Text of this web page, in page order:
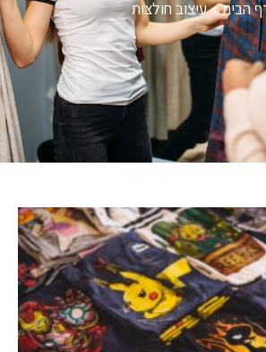
הבית»עיצוב חולצות